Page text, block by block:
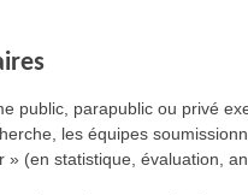
public, parapublic ou privé
les équipes
(en statistique, évaluation,